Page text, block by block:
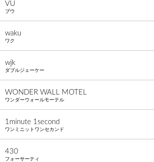
VU
ブウ
waku
ワク
wjk
ダブルジェーケー
WONDER WALL MOTEL
ワンダーウォールモーテル
1minute​ 1second
ワンミニットワンセカンド
430
フォーサーティ